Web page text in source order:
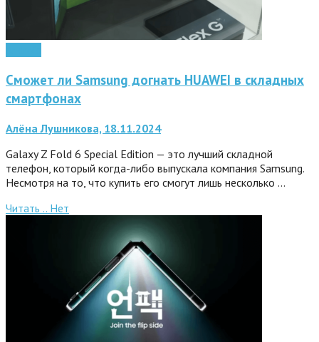
Сможет ли Samsung догнать HUAWEI в складных
смартфонах
Алёна Лушникова, 18.11.2024
Galaxy Z Fold 6 Special Edition — это лучший складной
телефон, который когда-либо выпускала компания Samsung.
Несмотря на то, что купить его смогут лишь несколько …
Читать .. Нет